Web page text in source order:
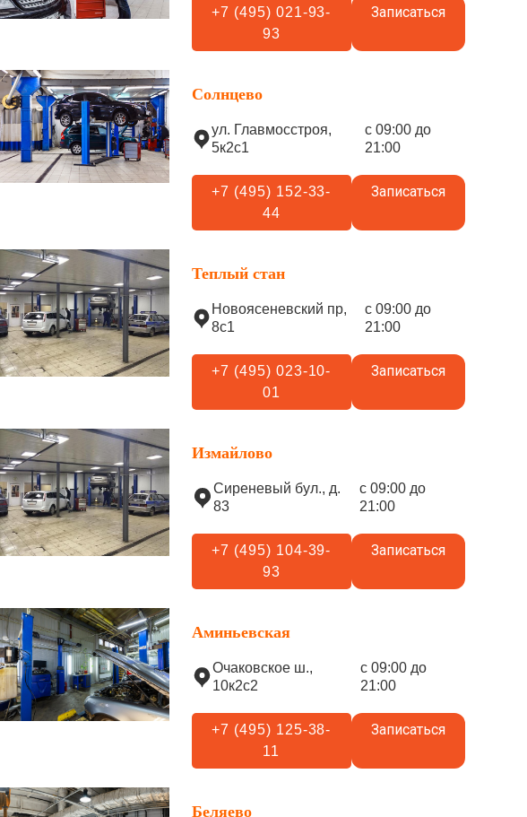
+7 (495) 021-93-
93
Записаться
Солнцево
ул. Главмосстроя,
5к2с1
с 09:00 до
21:00
+7 (495) 152-33-
44
Записаться
Теплый стан
Новоясеневский пр,
8с1
с 09:00 до
21:00
+7 (495) 023-10-
01
Записаться
Измайлово
Сиреневый бул., д.
83
с 09:00 до
21:00
+7 (495) 104-39-
93
Записаться
Аминьевская
Очаковское ш.,
10к2с2
с 09:00 до
21:00
+7 (495) 125-38-
11
Записаться
Беляево